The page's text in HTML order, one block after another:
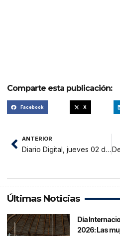
Comparte esta publicación:
Facebook X
ANTERIOR
Diario Digital, jueves 02 de setiembre 2021
Últimas Noticias
Día
2026: Las